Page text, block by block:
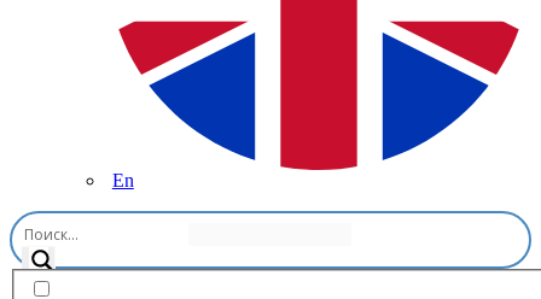
En
Главная